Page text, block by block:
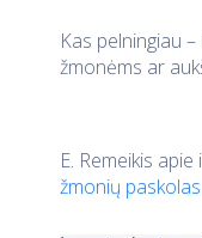
Kas pelningiau
žmonėms ar
E. Remeikis
žmonių paskolas